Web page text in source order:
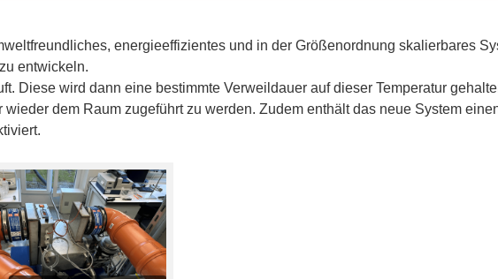
energieeffizientes und in der Größenordnung skalierbares
entwickeln.
Diese wird dann eine bestimmte Verweildauer auf dieser Temperatur
dem Raum zugeführt zu werden. Zudem enthält das neue System